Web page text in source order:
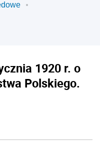
1920 r. o
Polskiego.